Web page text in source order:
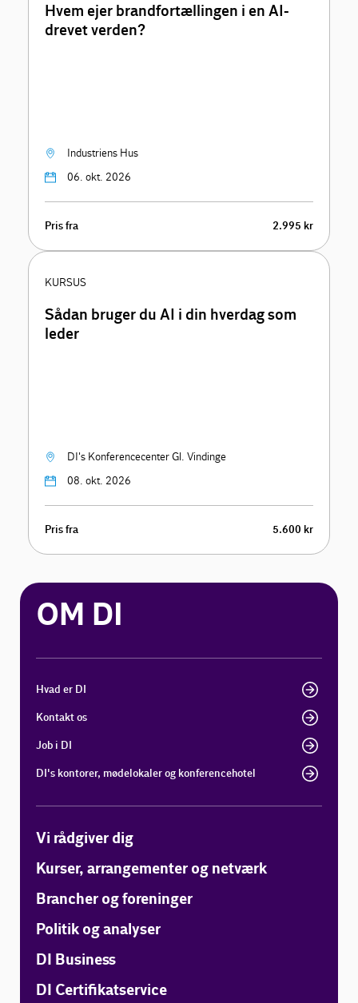
Hvem ejer brandfortællingen i en AI-
drevet verden?
Industriens Hus
06. okt. 2026
Pris fra 2.995 kr
KURSUS
Sådan bruger du AI i din hverdag som
leder
DI's Konferencecenter Gl. Vindinge
08. okt. 2026
Pris fra 5.600 kr
OM DI
Hvad er DI
Kontakt os
Job i DI
DI's kontorer, mødelokaler og konferencehotel
Vi rådgiver dig
Kurser, arrangementer og netværk
Brancher og foreninger
Politik og analyser
DI Business
DI Certifikatservice